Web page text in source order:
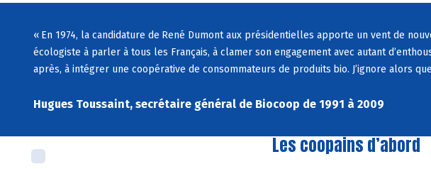
« En 1974, la candidature de René Dumont aux présidentielles apporte un vent de
écologiste àparler àtous les Français, àclamer son engagement avec autant d’
après, àintégrer une coopérative de consommateurs de produits bio. J’ignore alors
Hugues Toussaint, secrétaire général de Biocoop de 1991 à 2009
Les coopains d’abord